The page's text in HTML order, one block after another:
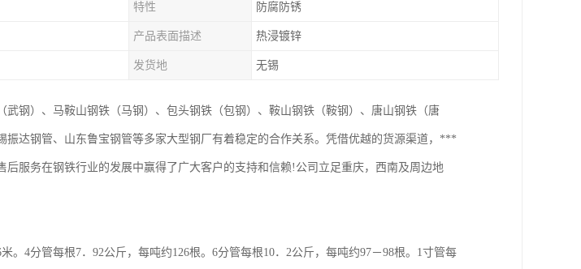
特性 防腐防锈
产品表面描述 热浸镀锌
发货地 无锡
武钢）、马鞍山钢铁（马钢）、包头钢铁（包钢）、鞍山钢铁（鞍钢）、唐山钢铁（唐
振达钢管、山东鲁宝钢管等多家大型钢厂有着稳定的合作关系。凭借优越的货源渠道，***
后服务在钢铁行业的发展中赢得了广大客户的支持和信赖!公司立足重庆，西南及周边地
。4分管每根7．92公斤，每吨约126根。6分管每根10．2公斤，每吨约97－98根。1寸管每